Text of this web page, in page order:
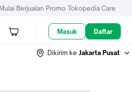
Mulai Berjualan Promo Tokopedia Care
Masuk Daftar
Dikirim ke Jakarta Pusat